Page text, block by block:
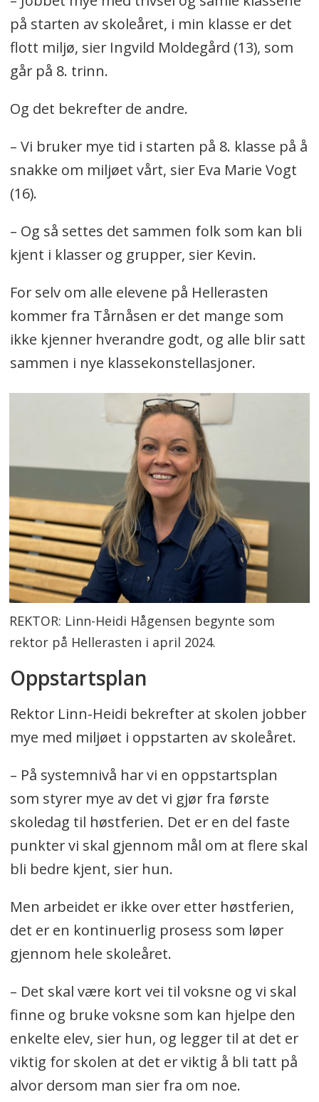
på starten av skoleåret, i min klasse er det
flott miljø, sier Ingvild Moldegård (13), som
går på 8. trinn.
Og det bekrefter de andre.
– Vi bruker mye tid i starten på 8. klasse på å
snakke om miljøet vårt, sier Eva Marie Vogt
(16).
– Og så settes det sammen folk som kan bli
kjent i klasser og grupper, sier Kevin.
For selv om alle elevene på Hellerasten
kommer fra Tårnåsen er det mange som
ikke kjenner hverandre godt, og alle blir satt
sammen i nye klassekonstellasjoner.
REKTOR: Linn-Heidi Hågensen begynte som
rektor på Hellerasten i april 2024.
Oppstartsplan
Rektor Linn-Heidi bekrefter at skolen jobber
mye med miljøet i oppstarten av skoleåret.
– På systemnivå har vi en oppstartsplan
som styrer mye av det vi gjør fra første
skoledag til høstferien. Det er en del faste
punkter vi skal gjennom mål om at flere skal
bli bedre kjent, sier hun.
Men arbeidet er ikke over etter høstferien,
det er en kontinuerlig prosess som løper
gjennom hele skoleåret.
– Det skal være kort vei til voksne og vi skal
finne og bruke voksne som kan hjelpe den
enkelte elev, sier hun, og legger til at det er
viktig for skolen at det er viktig å bli tatt på
alvor dersom man sier fra om noe.